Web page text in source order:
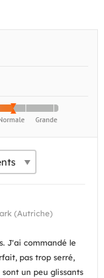
(Autriche)
J'ai commandé le
pas trop serré,
un peu glissants